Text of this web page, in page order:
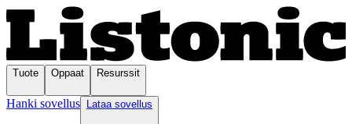
Tuote Oppaat Resurssit
Hanki sovellus Lataa sovellus